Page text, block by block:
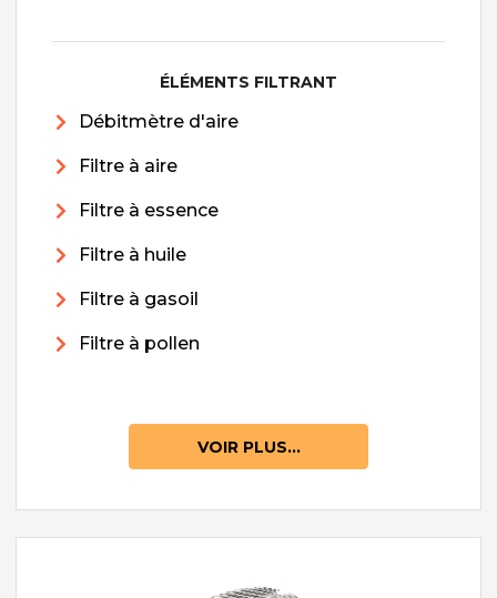
ÉLÉMENTS FILTRANT
Débitmètre d'aire
Filtre à aire
Filtre à essence
Filtre à huile
Filtre à gasoil
Filtre à pollen
VOIR PLUS...